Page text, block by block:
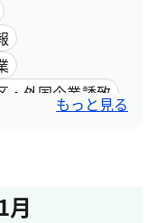
・外国企業誘致
もっと見る
1月